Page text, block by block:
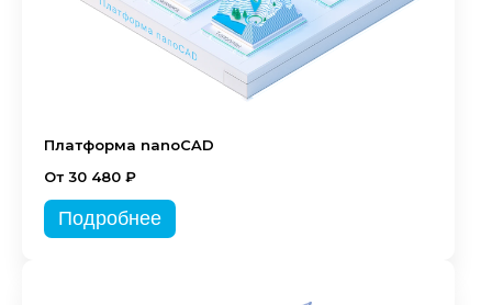
Платформа nanoCAD
От 30 480 ₽
Подробнее